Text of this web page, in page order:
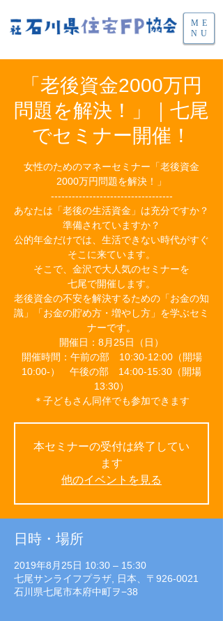
ME
NU
「老後資金2000万円
問題を解決！」｜七尾
でセミナー開催！
女性のためのマネーセミナー「老後資金
2000万円問題を解決！」
-----------------------------------
あなたは「老後の生活資金」は充分ですか？
準備されていますか？
公的年金だけでは、生活できない時代がすぐ
そこに来ています。
そこで、金沢で大人気のセミナーを
七尾で開催します。
老後資金の不安を解決するための「お金の知
識」「お金の貯め方・増やし方」を学ぶセミ
ナーです。
開催日：8月25日（日）
開催時間：午前の部 10:30-12:00（開場
10:00-） 午後の部 14:00-15:30（開場
13:30）
＊子どもさん同伴でも参加できます
本セミナーの受付は終了してい
ます
他のイベントを見る
日時・場所
2019年8月25日 10:30 – 15:30
七尾サンライフプラザ, 日本、〒926-0021
石川県七尾市本府中町ヲ−38